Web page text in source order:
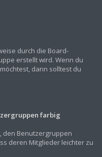
durch die Board-
erstellt wird. Wenn du
dann solltest du
farbig
den Benutzergruppen
deren Mitglieder leichter zu